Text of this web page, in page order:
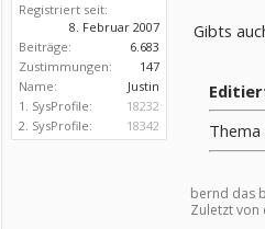
Registriert seit:
8. Februar 2007
Beiträge:
6.683
Zustimmungen:
147
Name:
Justin
1. SysProfile:
18232
2. SysProfile:
18342
Gibts
Thema
bernd das
Zuletzt